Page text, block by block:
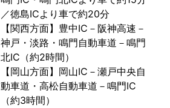
／徳島ICより車で約20分
【関西方面】豊中IC－阪神高速－
神戸・淡路・鳴門自動車道－鳴門
北IC（約2時間）
【岡山方面】岡山IC－瀬戸中央自
動車道・高松自動車道－鳴門IC
（約3時間）